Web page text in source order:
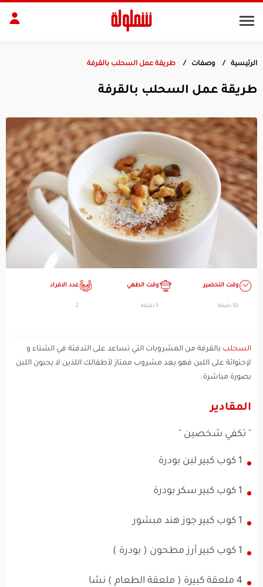
الرئيسية وصفات طريقة عمل السحلب بالقرفة
طريقة عمل السحلب بالقرفة
وقت التحضير
10 دقيقة
وقت الطهي
5 دقيقة
عدد الافراد
2
السحلب بالقرفة من المشروبات التي تساعد على التدفئة في الشتاء و
لإحتوائة على اللبن فهو يعد مشروب ممتاز لأطفالك اللذين لا يحبون اللبن
بصورة مباشرة.
المقادير
" تكفي شخصين "
1 كوب كبير لبن بودرة
1 كوب كبير سكر بودرة
1 كوب كبير جوز هند مبشور
1 كوب كبير أرز مطحون ( بودرة )
4 ملعقة كبيرة ( ملعقة الطعام ) نشا
الجسم
ديكور